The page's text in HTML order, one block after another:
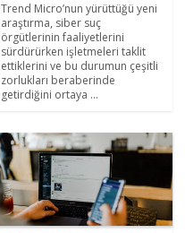
Trend Micro’nun yürüttüğü yeni
araştırma, siber suç
örgütlerinin faaliyetlerini
sürdürürken işletmeleri taklit
ettiklerini ve bu durumun çeşitli
zorlukları beraberinde
getirdiğini ortaya ...